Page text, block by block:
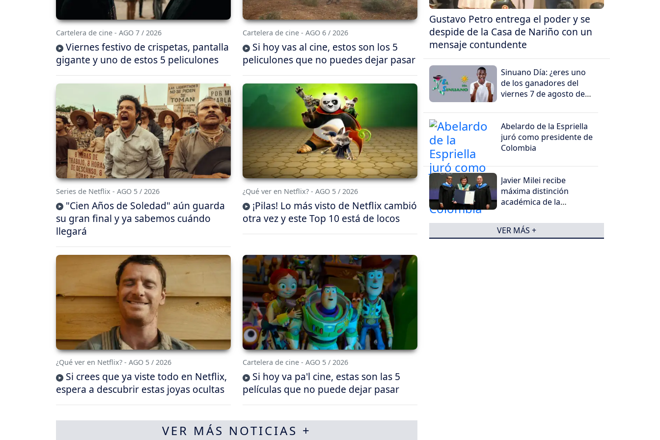
Cartelera de cine - AGO 7 / 2026
Viernes festivo de crispetas, pantalla
gigante y uno de estos 5 peliculones
Cartelera de cine - AGO 6 / 2026
Si hoy vas al cine, estos son los 5
peliculones que no puedes dejar pasar
Series de Netflix - AGO 5 / 2026
"Cien Años de Soledad" aún guarda
su gran final y ya sabemos cuándo
llegará
¿Qué ver en Netflix? - AGO 5 / 2026
¡Pilas! Lo más visto de Netflix cambió
otra vez y este Top 10 está de locos
¿Qué ver en Netflix? - AGO 5 / 2026
Si crees que ya viste todo en Netflix,
espera a descubrir estas joyas ocultas
Cartelera de cine - AGO 5 / 2026
Si hoy va pa'l cine, estas son las 5
películas que no puede dejar pasar
VER MÁS NOTICIAS +
Gustavo Petro entrega el poder y se
despide de la Casa de Nariño con un
mensaje contundente
Sinuano Día: ¿eres uno
de los ganadores del
viernes 7 de agosto de
Abelardo de la Espriella
juró como presidente de
Colombia
Javier Milei recibe
máxima distinción
académica de la
Cali
VER MÁS +